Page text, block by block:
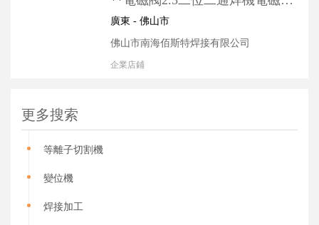
配件 空氣單向閥 空氣閥單向閥
廣東 - 佛山市
佛山市南海佰斯特焊接有限公司
企業店鋪
更多搜索
等離子切割機
變位機
焊接加工